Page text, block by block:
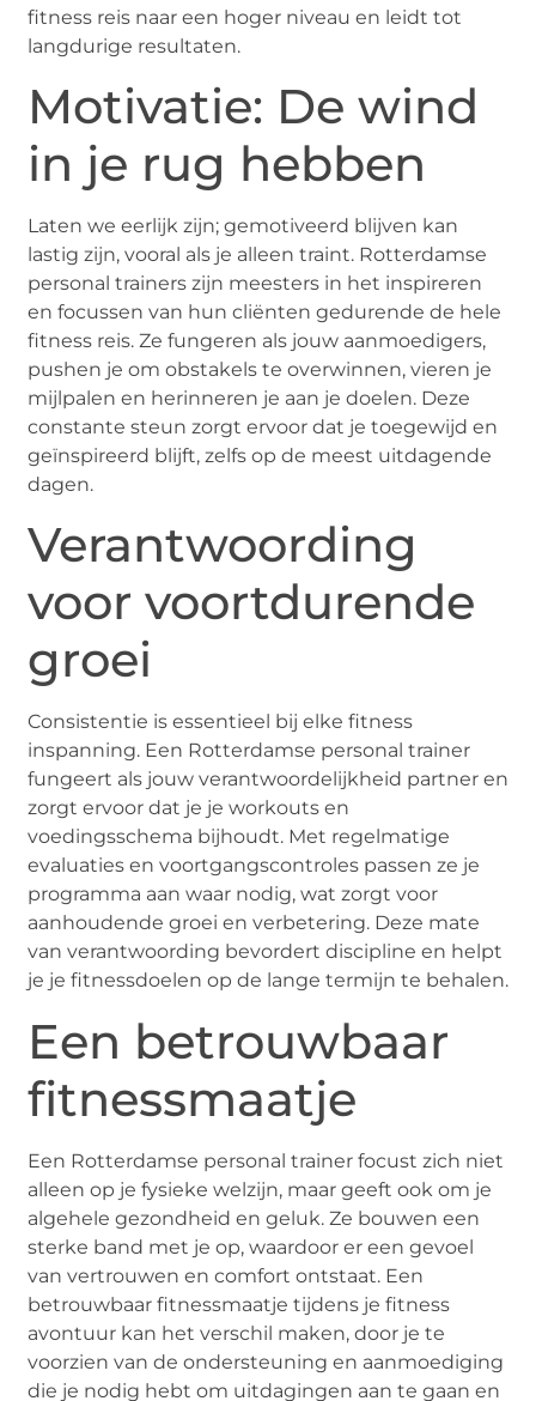
fitness reis naar een hoger niveau en leidt tot
langdurige resultaten.
Motivatie: De wind
in je rug hebben
Laten we eerlijk zijn; gemotiveerd blijven kan
lastig zijn, vooral als je alleen traint. Rotterdamse
personal trainers zijn meesters in het inspireren
en focussen van hun cliënten gedurende de hele
fitness reis. Ze fungeren als jouw aanmoedigers,
pushen je om obstakels te overwinnen, vieren je
mijlpalen en herinneren je aan je doelen. Deze
constante steun zorgt ervoor dat je toegewijd en
geïnspireerd blijft, zelfs op de meest uitdagende
dagen.
Verantwoording
voor voortdurende
groei
Consistentie is essentieel bij elke fitness
inspanning. Een Rotterdamse personal trainer
fungeert als jouw verantwoordelijkheid partner en
zorgt ervoor dat je je workouts en
voedingsschema bijhoudt. Met regelmatige
evaluaties en voortgangscontroles passen ze je
programma aan waar nodig, wat zorgt voor
aanhoudende groei en verbetering. Deze mate
van verantwoording bevordert discipline en helpt
je je fitnessdoelen op de lange termijn te behalen.
Een betrouwbaar
fitnessmaatje
Een Rotterdamse personal trainer focust zich niet
alleen op je fysieke welzijn, maar geeft ook om je
algehele gezondheid en geluk. Ze bouwen een
sterke band met je op, waardoor er een gevoel
van vertrouwen en comfort ontstaat. Een
betrouwbaar fitnessmaatje tijdens je fitness
avontuur kan het verschil maken, door je te
voorzien van de ondersteuning en aanmoediging
die je nodig hebt om uitdagingen aan te gaan en